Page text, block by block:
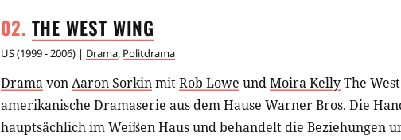
THE WEST WING
US(1999 - 2006) | Drama, Politdrama
DramavonAaron SorkinmitRob Lowe undMoira KellyThe
amerikanische Dramaserie aus dem Hause Warner Bros. Die
hauptsächlich im Weißen Haus und behandelt die Beziehungen